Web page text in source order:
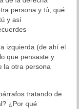
persona y tú; qué
y así
izquierda (de ahí el
que pensaste y
la otra persona
tratando de
¿Por qué